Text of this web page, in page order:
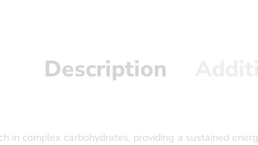
Description
in complex carbohydrates, providing a sustained